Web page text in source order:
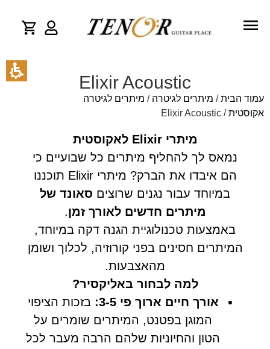
Elixir Acoustic
עמוד הבית/ מיתרים לגיטרה / מיתרים לגיטרה
אקוסטית/ Elixir Acoustic
מיתרי Elixir לאקוסטית
נמאס לך להחליף מיתרים כל שבועיים כי
הם איבדו את הברק? מיתרי Elixir תוכננו
במיוחד עבור נגנים שרוצים סאונד של
מיתרים חדשים לאורך זמן.
באמצעות טכנולוגיית הגנה דקה במיוחד,
המיתרים חסינים בפני קורוזיה, לכלוך ושומן
מהאצבעות.
למה לבחור באליקסיר?
אורך חיים ארוך פי 3-5:
בזכות הציפוי
המוגן בפטנט, המיתרים שומרים על
הטון והחיוניות שלהם הרבה מעבר לכל